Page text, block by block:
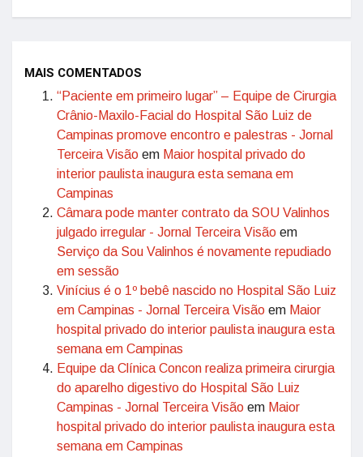
MAIS COMENTADOS
“Paciente em primeiro lugar” – Equipe de Cirurgia
Crânio-Maxilo-Facial do Hospital São Luiz de
Campinas promove encontro e palestras - Jornal
Terceira Visão em Maior hospital privado do
interior paulista inaugura esta semana em
Campinas
Câmara pode manter contrato da SOU Valinhos
julgado irregular - Jornal Terceira Visão em
Serviço da Sou Valinhos é novamente repudiado
em sessão
Vinícius é o 1º bebê nascido no Hospital São Luiz
em Campinas - Jornal Terceira Visão em Maior
hospital privado do interior paulista inaugura esta
semana em Campinas
Equipe da Clínica Concon realiza primeira cirurgia
do aparelho digestivo do Hospital São Luiz
Campinas - Jornal Terceira Visão em Maior
hospital privado do interior paulista inaugura esta
semana em Campinas